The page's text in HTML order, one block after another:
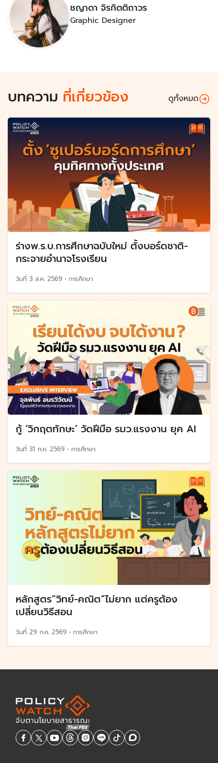
ชญาดา จิรกิตติถาวร
Graphic Designer
บทความ ที่เกี่ยวข้อง ดูทั้งหมด
ร่างพ.ร.บ.การศึกษาฉบับใหม่ ตั้งบอร์ดชาติ-
กระจายอำนาจโรงเรียน
วันที่ 3 ส.ค. 2569 • การศึกษา
กู้ ‘วิกฤตทักษะ’ วัดฝีมือ รมว.แรงงาน ยุค AI
วันที่ 31 ก.ค. 2569 • การศึกษา
หลักสูตร“วิทย์-คณิต“ไม่ยาก แต่ครูต้อง
เปลี่ยนวิธีสอน
วันที่ 29 ก.ค. 2569 • การศึกษา